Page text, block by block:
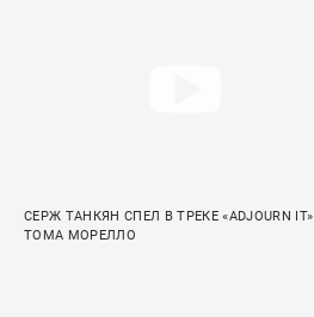
СЕРЖ ТАНКЯН СПЕЛ В ТРЕКЕ «ADJOURN IT»
ТОМА МОРЕЛЛО